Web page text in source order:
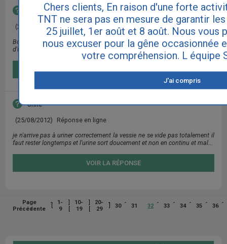
Les suites d'une cystite
(26/08/2012) Réponse en ligne
Bonjour, J'ai eu une cystite il y a 1 mois. Lors de la dernière analyse
d'urines, mon médecin m'a dit qu'elle était guérie. Pourtant je ressens...
VOIR LA RÉPONSE
Urine
(25/08/2012)
Réponse en ligne
je n'arrive pas à uriner correctement la vessie ne se vide pas totalement il
faut rester longtemps et l'urine sort doucement et non en continu et mal...
VOIR LA RÉPONSE
Page
Précédente
[
1-
9
]
[
10-
19
]
[
20-
29
] 30 31 32 33 34 35 36
Chers clients, En raison d'une forte
TNT ne sera pas en mesure de garantir
25 juillet, 1er août et 8 août. Nous vous
nous excuser pour la gêne occasionnée
votre compréhension. L équipe
J'ai compris